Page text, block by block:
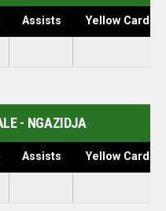
Assists Yellow Cards
- NGAZIDJA
Assists Yellow Cards